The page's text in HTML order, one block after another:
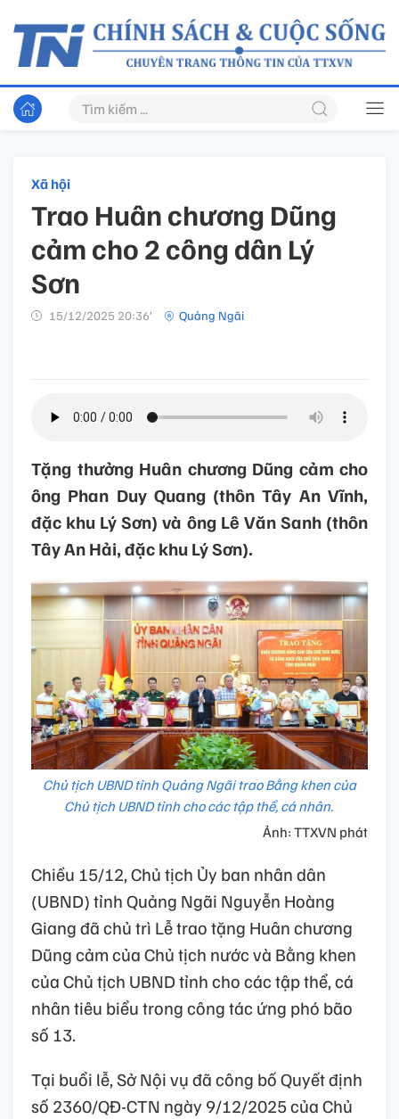
Xã hội
Trao Huân chương Dũng
cảm cho 2 công dân Lý
Sơn
15/12/2025 20:36’ Quảng Ngãi
Tặng thưởng Huân chương Dũng cảm cho
ông Phan Duy Quang (thôn Tây An Vĩnh,
đặc khu Lý Sơn) và ông Lê Văn Sanh (thôn
Tây An Hải, đặc khu Lý Sơn).
Chủ tịch UBND tỉnh Quảng Ngãi trao Bằng khen của
Chủ tịch UBND tỉnh cho các tập thể, cá nhân.
Ảnh: TTXVN phát
Chiều 15/12, Chủ tịch Ủy ban nhân dân
(UBND) tỉnh Quảng Ngãi Nguyễn Hoàng
Giang đã chủ trì Lễ trao tặng Huân chương
Dũng cảm của Chủ tịch nước và Bằng khen
của Chủ tịch UBND tỉnh cho các tập thể, cá
nhân tiêu biểu trong công tác ứng phó bão
số 13.
Tại buổi lễ, Sở Nội vụ đã công bố Quyết định
số 2360/QĐ-CTN ngày 9/12/2025 của Chủ